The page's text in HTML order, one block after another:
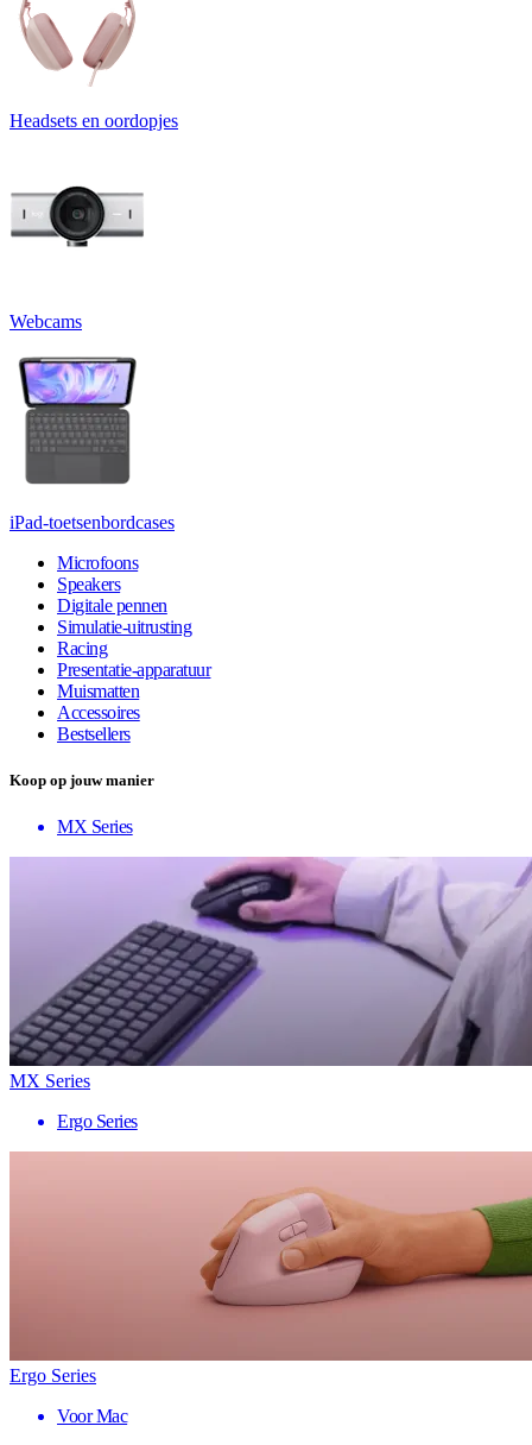
Headsets en oordopjes
Webcams
iPad-toetsenbordcases
Microfoons
Speakers
Digitale pennen
Simulatie-uitrusting
Racing
Presentatie-apparatuur
Muismatten
Accessoires
Bestsellers
Koop op jouw manier
MX Series
MX Series
Ergo Series
Ergo Series
Voor Mac